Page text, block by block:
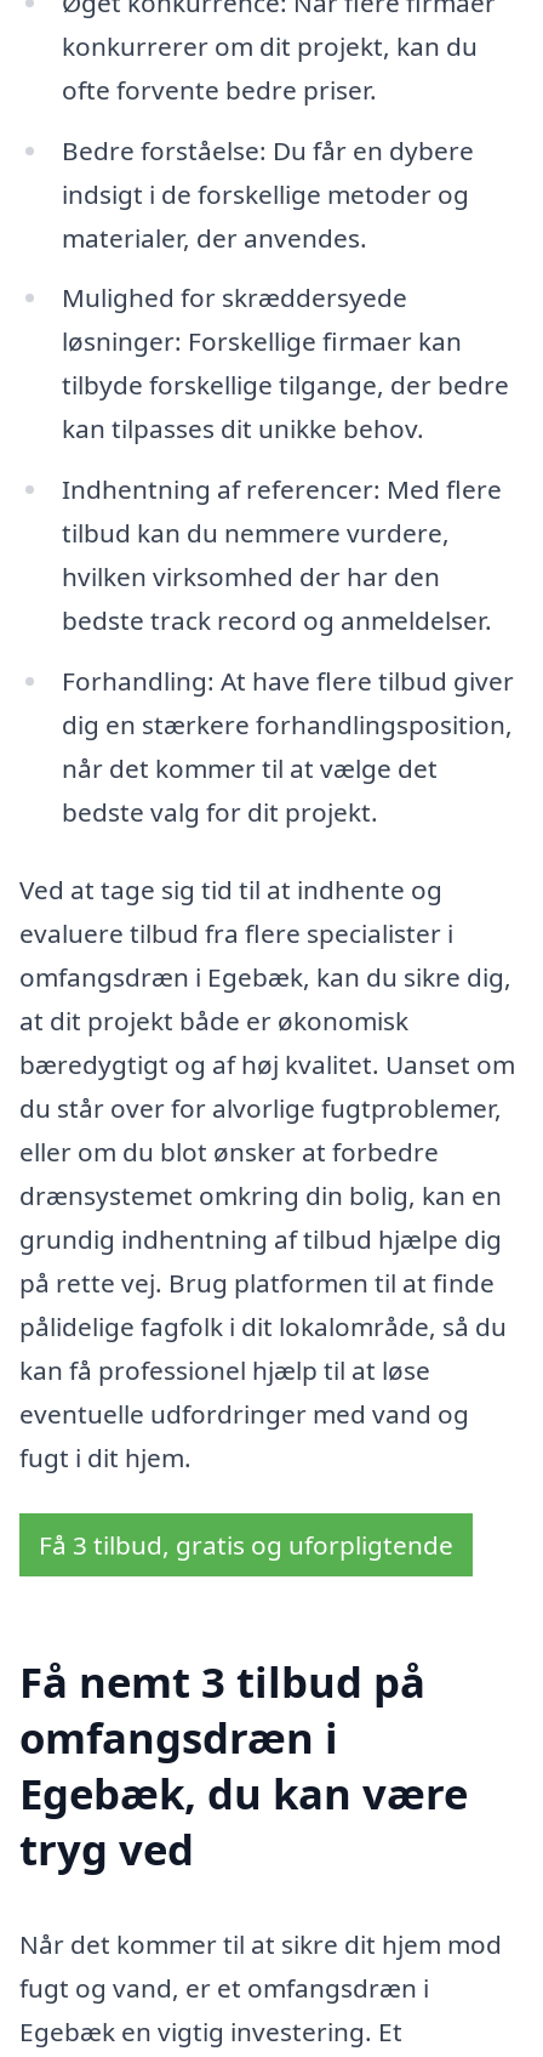
konkurrerer om dit projekt, kan du
ofte forvente bedre priser.
Bedre forståelse: Du får en dybere
indsigt i de forskellige metoder og
materialer, der anvendes.
Mulighed for skræddersyede
løsninger: Forskellige firmaer kan
tilbyde forskellige tilgange, der bedre
kan tilpasses dit unikke behov.
Indhentning af referencer: Med flere
tilbud kan du nemmere vurdere,
hvilken virksomhed der har den
bedste track record og anmeldelser.
Forhandling: At have flere tilbud giver
dig en stærkere forhandlingsposition,
når det kommer til at vælge det
bedste valg for dit projekt.
Ved at tage sig tid til at indhente og
evaluere tilbud fra flere specialister i
omfangsdræn i Egebæk, kan du sikre dig,
at dit projekt både er økonomisk
bæredygtigt og af høj kvalitet. Uanset om
du står over for alvorlige fugtproblemer,
eller om du blot ønsker at forbedre
drænsystemet omkring din bolig, kan en
grundig indhentning af tilbud hjælpe dig
på rette vej. Brug platformen til at finde
pålidelige fagfolk i dit lokalområde, så du
kan få professionel hjælp til at løse
eventuelle udfordringer med vand og
fugt i dit hjem.
Få 3 tilbud, gratis og uforpligtende
Få nemt 3 tilbud på
omfangsdræn i
Egebæk, du kan være
tryg ved
Når det kommer til at sikre dit hjem mod
fugt og vand, er et omfangsdræn i
Egebæk en vigtig investering. Et